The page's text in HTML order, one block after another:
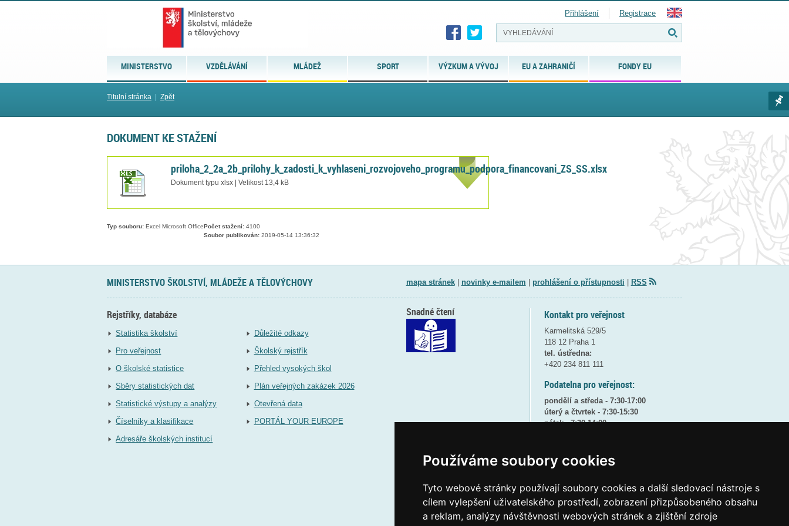
Používáme soubory cookies
Tyto webové stránky používají soubory cookies a další sledovací nástroje s
cílem vylepšení uživatelského prostředí, zobrazení přizpůsobeného obsahu
a reklam, analýzy návštěvnosti webových stránek a zjištění zdroje
MINISTERSTVO VZDĚLÁVÁNÍ MLÁDEŽ SPORT VÝZKUM A VÝVOJ EU A ZAHRANIČÍ FONDY EU
Přihlášení Registrace
Titulní stránka Zpět
DOKUMENT KE STAŽENÍ
priloha_2_2a_2b_prilohy_k_zadosti_k_vyhlaseni_rozvojoveho_programu_podpora_financovani_ZS_SS.xlsx
Dokument typu xlsx | Velikost 13,4 kB
Typ souboru: Excel Microsoft Office Počet stažení: 4100
Soubor publikován: 2019-05-14 13:36:32
MINISTERSTVO ŠKOLSTVÍ, MLÁDEŽE A TĚLOVÝCHOVY mapa stránek| novinky e-mailem prohlášení o přístupnosti RSS
Rejstříky, databáze
Statistika školství
Pro veřejnost
O školské statistice
Sběry statistických dat
Statistické výstupy a analýzy
Číselníky a klasifikace
Adresáře školských institucí
Důležité odkazy
Školský rejstřík
Přehled vysokých škol
Plán veřejných zakázek 2026
Otevřená data
PORTÁL YOUR EUROPE
Kontakt pro veřejnost
Karmelitská 529/5
118 12 Praha 1
tel. ústředna:
+420 234 811 111
Podatelna pro veřejnost:
pondělí a středa - 7:30-17:00
úterý a čtvrtek - 7:30-15:30
pátek - 7:30-14:00
(více informacíZDE)
posta@msmtgovcz
ID datové schránky: vidaawt
Snadné čtení